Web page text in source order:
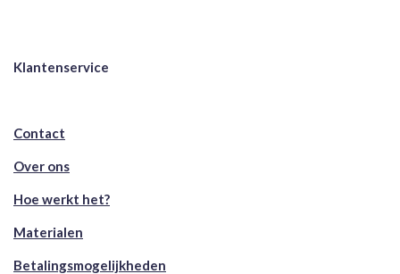
Klantenservice
Contact
Over ons
Hoe werkt het?
Materialen
Betalingsmogelijkheden